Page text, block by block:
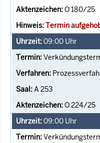
O 180/25
Termin
09:00 Uhr
A 253
O 224/25
09:00 Uhr